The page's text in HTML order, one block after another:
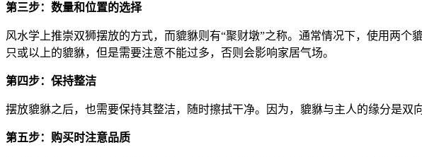
第三步：数量和位置的选择
风水学上推崇双狮摆放的方式，而貔貅则有“聚财墩”之称。通常情况下，使用两
只或以上的貔貅，但是需要注意不能过多，否则会影响家居气场。
第四步：保持整洁
摆放貔貅之后，也需要保持其整洁，随时擦拭干净。因为，貔貅与主人的缘分是
第五步：购买时注意品质